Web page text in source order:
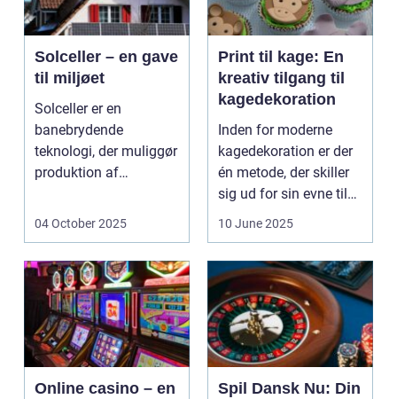
Solceller – en gave
til miljøet
Solceller er en
banebrydende
teknologi, der muliggør
produktion af
udnytt...
04 October 2025
Print til kage: En
kreativ tilgang til
kagedekoration
Inden for moderne
kagedekoration er der
én metode, der skiller
sig ud for sin evne til
at bri...
10 June 2025
Online casino – en
Spil Dansk Nu: Din